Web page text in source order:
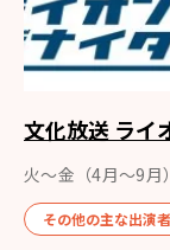
文化放送 ライ
火～金（4月〜9月
その他の主な出演者